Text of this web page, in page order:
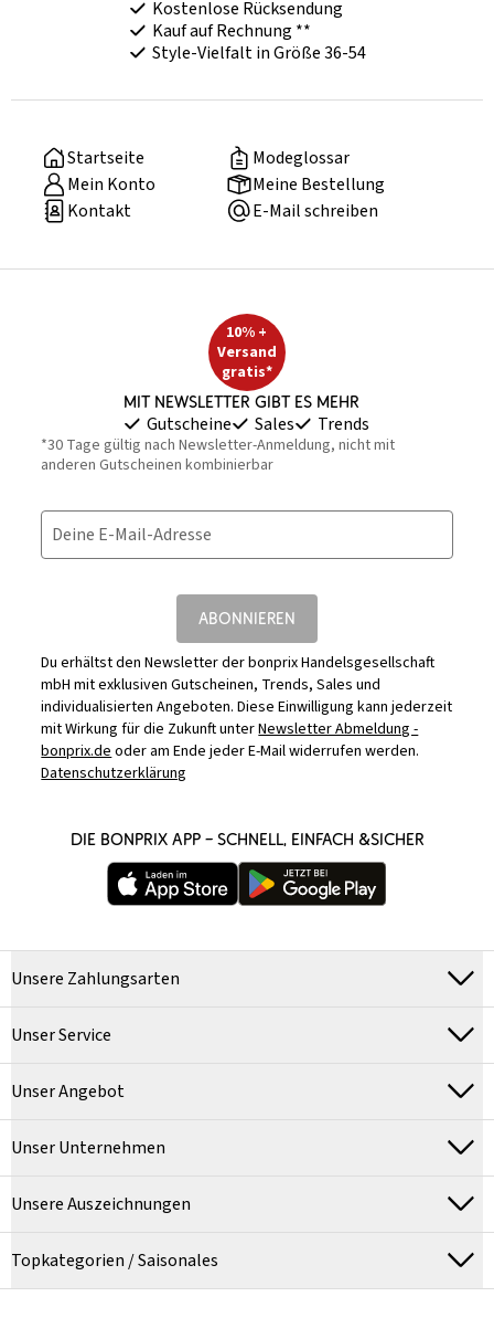
Kostenlose Rücksendung
Kauf auf Rechnung **
Style-Vielfalt in Größe 36-54
Startseite
Modeglossar
Mein Konto
Meine Bestellung
Kontakt
E-Mail schreiben
10% +
Versand
gratis*
Mit Newsletter gibt es mehr
Gutscheine Sales Trends
*30 Tage gültig nach Newsletter-Anmeldung, nicht mit
anderen Gutscheinen kombinierbar
Deine E-Mail-Adresse
ABONNIEREN
Du erhältst den Newsletter der bonprix Handelsgesellschaft
mbH mit exklusiven Gutscheinen, Trends, Sales und
individualisierten Angeboten. Diese Einwilligung kann jederzeit
mit Wirkung für die Zukunft unterNewsletter Abmeldung -
bonprix.deoder am Ende jeder E-Mail widerrufen werden.
Datenschutzerklärung
DIE BONPRIX APP – SCHNELL, EINFACH &SICHER
Unsere Zahlungsarten
Unser Service
Unser Angebot
Unser Unternehmen
Unsere Auszeichnungen
Topkategorien / Saisonales